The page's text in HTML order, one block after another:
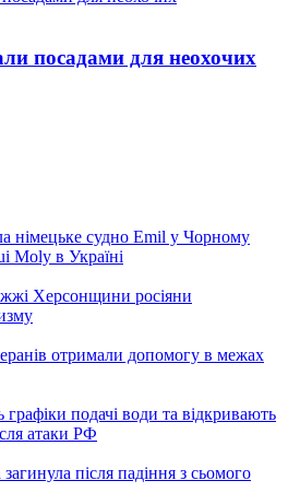
посадами для неохочих
німецьке судно Emil у Чорному
Moly в Україні
Херсонщини росіяни
отримали допомогу в межах
подачі води та відкривають
атаки РФ
після падіння з сьомого